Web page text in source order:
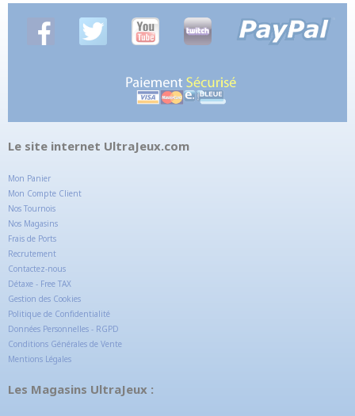
Le site internet UltraJeux.com
Mon Panier
Mon Compte Client
Nos Tournois
Nos Magasins
Frais de Ports
Recrutement
Contactez-nous
Détaxe - Free TAX
Gestion des Cookies
Politique de Confidentialité
Données Personnelles - RGPD
Conditions Générales de Vente
Mentions Légales
Les Magasins UltraJeux :